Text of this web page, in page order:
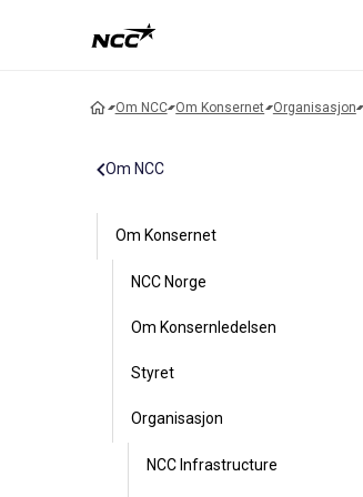
Om NCC Om Konsernet Organisasjon
Om NCC
Om Konsernet
NCC Norge
Om Konsernledelsen
Styret
Organisasjon
NCC Infrastructure